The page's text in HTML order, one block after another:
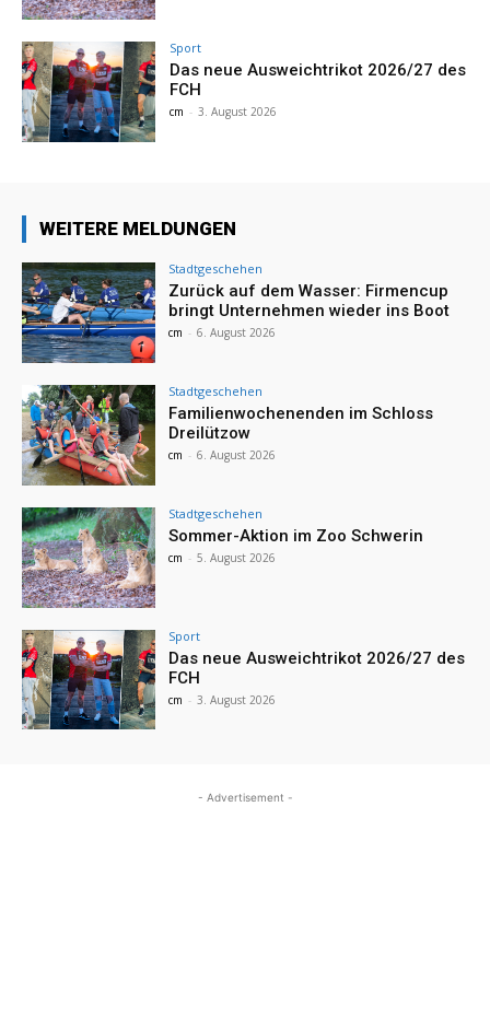
Sport
Das neue Ausweichtrikot 2026/27 des
FCH
cm - 3. August 2026
WEITERE MELDUNGEN
Stadtgeschehen
Zurück auf dem Wasser: Firmencup
bringt Unternehmen wieder ins Boot
cm - 6. August 2026
Stadtgeschehen
Familienwochenenden im Schloss
Dreilützow
cm - 6. August 2026
Stadtgeschehen
Sommer-Aktion im Zoo Schwerin
cm - 5. August 2026
Sport
Das neue Ausweichtrikot 2026/27 des
FCH
cm - 3. August 2026
- Advertisement -